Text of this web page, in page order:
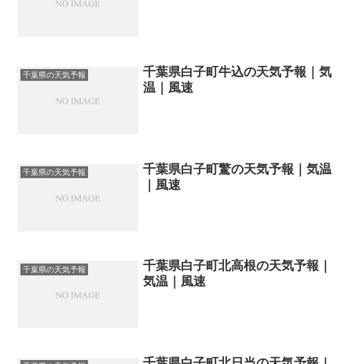
千葉県の天気予報
千葉県白子町牛込の天気予報｜気
温｜風速
千葉県の天気予報
千葉県白子町驚の天気予報｜気温
｜風速
千葉県の天気予報
千葉県白子町北高根の天気予報｜
気温｜風速